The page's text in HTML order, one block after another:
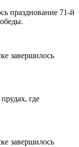
празднование 71-й
где